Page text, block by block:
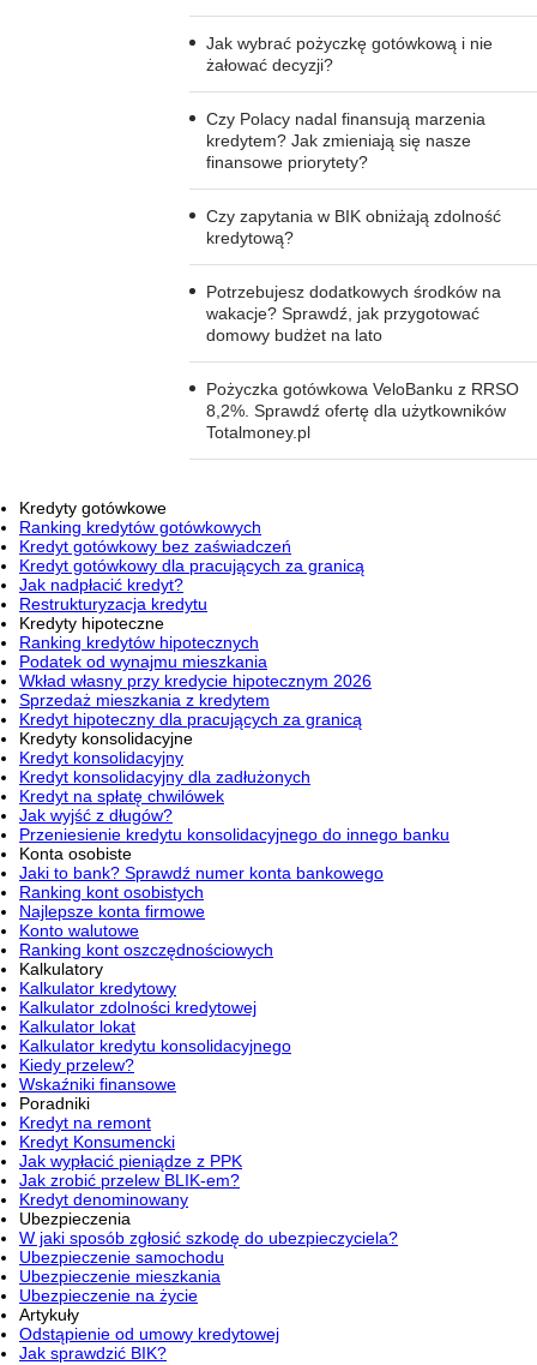
Jak wybrać pożyczkę gotówkową i nie
żałować decyzji?
Czy Polacy nadal finansują marzenia
kredytem? Jak zmieniają się nasze
finansowe priorytety?
Czy zapytania w BIK obniżają zdolność
kredytową?
Potrzebujesz dodatkowych środków na
wakacje? Sprawdź, jak przygotować
domowy budżet na lato
Pożyczka gotówkowa VeloBanku z RRSO
8,2%. Sprawdź ofertę dla użytkowników
Totalmoney.pl
Kredyty gotówkowe
Ranking kredytów gotówkowych
Kredyt gotówkowy bez zaświadczeń
Kredyt gotówkowy dla pracujących za granicą
Jak nadpłacić kredyt?
Restrukturyzacja kredytu
Kredyty hipoteczne
Ranking kredytów hipotecznych
Podatek od wynajmu mieszkania
Wkład własny przy kredycie hipotecznym 2026
Sprzedaż mieszkania z kredytem
Kredyt hipoteczny dla pracujących za granicą
Kredyty konsolidacyjne
Kredyt konsolidacyjny
Kredyt konsolidacyjny dla zadłużonych
Kredyt na spłatę chwilówek
Jak wyjść z długów?
Przeniesienie kredytu konsolidacyjnego do innego banku
Konta osobiste
Jaki to bank? Sprawdź numer konta bankowego
Ranking kont osobistych
Najlepsze konta firmowe
Konto walutowe
Ranking kont oszczędnościowych
Kalkulatory
Kalkulator kredytowy
Kalkulator zdolności kredytowej
Kalkulator lokat
Kalkulator kredytu konsolidacyjnego
Kiedy przelew?
Wskaźniki finansowe
Poradniki
Kredyt na remont
Kredyt Konsumencki
Jak wypłacić pieniądze z PPK
Jak zrobić przelew BLIK-em?
Kredyt denominowany
Ubezpieczenia
W jaki sposób zgłosić szkodę do ubezpieczyciela?
Ubezpieczenie samochodu
Ubezpieczenie mieszkania
Ubezpieczenie na życie
Artykuły
Odstąpienie od umowy kredytowej
Jak sprawdzić BIK?